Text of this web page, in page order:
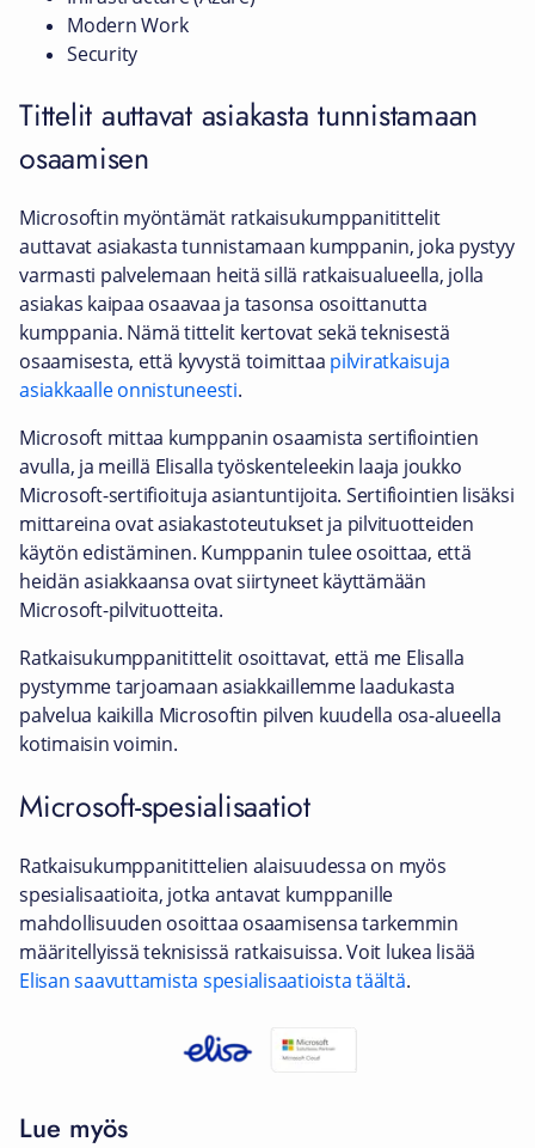
Modern Work
Security
Tittelit auttavat asiakasta tunnistamaan
osaamisen
Microsoftin myöntämät ratkaisukumppanitittelit
auttavat asiakasta tunnistamaan kumppanin, joka pystyy
varmasti palvelemaan heitä sillä ratkaisualueella, jolla
asiakas kaipaa osaavaa ja tasonsa osoittanutta
kumppania. Nämä tittelit kertovat sekä teknisestä
osaamisesta, että kyvystä toimittaa pilviratkaisuja
asiakkaalle onnistuneesti.
Microsoft mittaa kumppanin osaamista sertifiointien
avulla, ja meillä Elisalla työskenteleekin laaja joukko
Microsoft-sertifioituja asiantuntijoita. Sertifiointien lisäksi
mittareina ovat asiakastoteutukset ja pilvituotteiden
käytön edistäminen. Kumppanin tulee osoittaa, että
heidän asiakkaansa ovat siirtyneet käyttämään
Microsoft-pilvituotteita.
Ratkaisukumppanitittelit osoittavat, että me Elisalla
pystymme tarjoamaan asiakkaillemme laadukasta
palvelua kaikilla Microsoftin pilven kuudella osa-alueella
kotimaisin voimin.
Microsoft-spesialisaatiot
Ratkaisukumppanitittelien alaisuudessa on myös
spesialisaatioita, jotka antavat kumppanille
mahdollisuuden osoittaa osaamisensa tarkemmin
määritellyissä teknisissä ratkaisuissa. Voit lukea lisää
Elisan saavuttamista spesialisaatioista täältä.
Lue myös